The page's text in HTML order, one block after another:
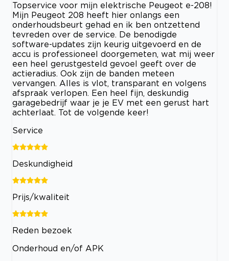
Topservice voor mijn elektrische Peugeot e-208!
Mijn Peugeot 208 heeft hier onlangs een
onderhoudsbeurt gehad en ik ben ontzettend
tevreden over de service. De benodigde
software-updates zijn keurig uitgevoerd en de
accu is professioneel doorgemeten, wat mij weer
een heel gerustgesteld gevoel geeft over de
actieradius. Ook zijn de banden meteen
vervangen. Alles is vlot, transparant en volgens
afspraak verlopen. Een heel fijn, deskundig
garagebedrijf waar je je EV met een gerust hart
achterlaat. Tot de volgende keer!
Service
Deskundigheid
Prijs/kwaliteit
Reden bezoek
Onderhoud en/of APK